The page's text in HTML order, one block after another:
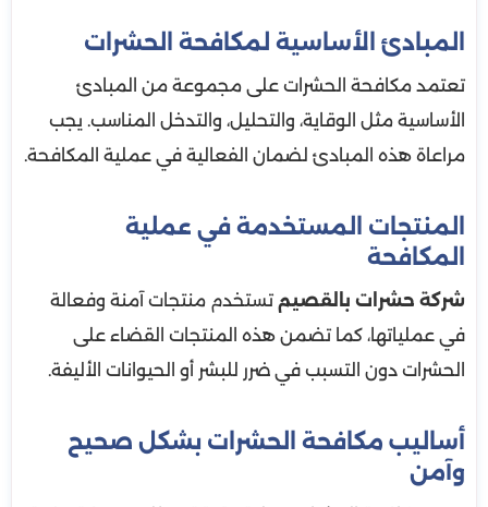
المبادئ الأساسية لمكافحة الحشرات
تعتمد مكافحة الحشرات على مجموعة من المبادئ
الأساسية مثل الوقاية، والتحليل، والتدخل المناسب. يجب
مراعاة هذه المبادئ لضمان الفعالية في عملية المكافحة.
المنتجات المستخدمة في عملية
المكافحة
شركة حشرات بالقصيم تستخدم منتجات آمنة وفعالة
في عملياتها، كما تضمن هذه المنتجات القضاء على
الحشرات دون التسبب في ضرر للبشر أو الحيوانات الأليفة.
أساليب مكافحة الحشرات بشكل صحيح
وآمن